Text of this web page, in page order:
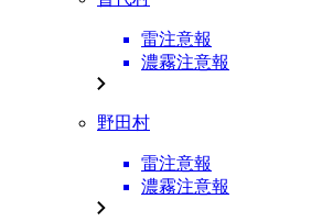
雷注意報
濃霧注意報
野田村
雷注意報
濃霧注意報